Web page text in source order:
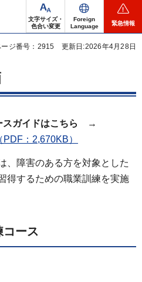
文字サイズ・
色合い変更
Foreign
Language
緊急情報
ージ番号：2915 更新日:2026年4月28日
ガイドはこちら
→
：2,670KB）
、障害のある方を対象とした
得するための職業訓練を実施
ース